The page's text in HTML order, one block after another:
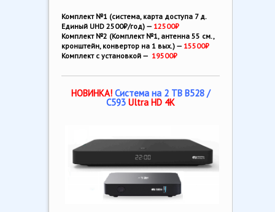
Комплект №1 (система, карта доступа 7 д.
Единый UHD 2500₽/год) — 12500₽
Комплект №2 (Комплект №1, антенна 55 см.,
кронштейн, конвертор на 1 вых.) — 15500₽
Комплект с установкой — 19500₽
НОВИНКА!Система на 2 ТВ B528 /
С593 Ultra HD 4K